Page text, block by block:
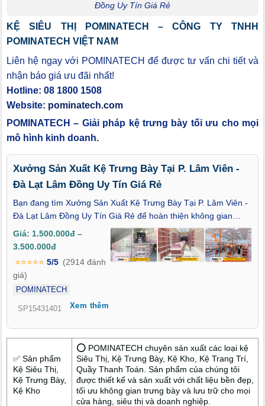
Đồng Uy Tín Giá Rẻ
KỆ SIÊU THỊ POMINATECH – CÔNG TY TNHH
POMINATECH VIỆT NAM
Liên hệ ngay với POMINATECH để được tư vấn chi tiết và
nhận báo giá ưu đãi nhất!
Hotline: 08 1800 1508
Website: pominatech.com
POMINATECH – Giải pháp kệ trưng bày tối ưu cho mọi
mô hình kinh doanh.
Xưởng Sản Xuất Kệ Trưng Bày Tại P. Lâm Viên -
Đà Lạt Lâm Đồng Uy Tín Giá Rẻ
Bạn đang tìm Xưởng Sản Xuất Kệ Trưng Bày Tại P. Lâm Viên -
Đà Lạt Lâm Đồng Uy Tín Giá Rẻ để hoàn thiện không gian
trưng bày cho cửa hàng, showroom hay mô hình kinh doanh tại
trung tâm Đà Lạt? Trong môi trường kinh doanh đòi hỏi tính
thẩm mỹ cao và bố trí khoa học như khu vực Lâm Viên, việc lựa
chọn hệ thống kệ phù hợp ngay từ đầu sẽ giúp cửa hàng vận
hành hiệu quả và tối ưu chi phí lâu dài. Thay vì sử dụng các
mẫu kệ đại trà khó linh hoạt, nhiều chủ cửa hàng tại P. Lâm
Viên - Đà Lạt đã ưu tiên làm việc trực tiếp với xưởng sản xuất.
giải pháp thiết kế sát thực tế và chi phí hợp lý.
Giá: 1.500.000đ –
3.500.000đ
⭐⭐⭐⭐⭐ 5/5 (2914 đánh
giá)
POMINATECH
SP15431401 Xem thêm
✅ Sản phẩm
Kệ Siêu Thị,
Kệ Trưng Bày,
Kệ Kho
⭕ POMINATECH chuyên sản xuất các loại kệ
Siêu Thị, Kệ Trưng Bày, Kệ Kho, Kệ Trang Trí,
Quầy Thanh Toán. Sản phẩm của chúng tôi
được thiết kế và sản xuất với chất liệu bền đẹp,
tối ưu không gian trưng bày và lưu trữ cho mọi
cửa hàng, siêu thị và doanh nghiệp.